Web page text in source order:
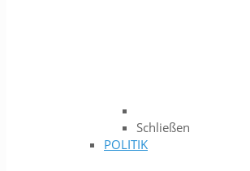
Schließen
POLITIK